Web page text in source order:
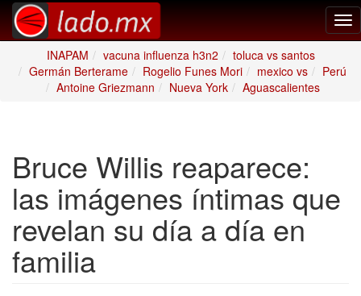
INAPAM
vacuna influenza h3n2
toluca vs santos
Germán Berterame
Rogelio Funes Mori mexico vs
Perú
Antoine Griezmann
Nueva York Aguascalientes
Bruce Willis reaparece:
las imágenes íntimas que
revelan su día a día en
familia